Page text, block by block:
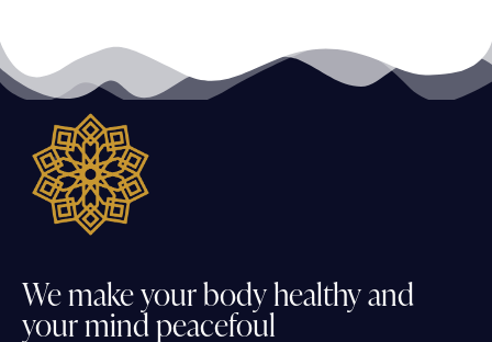
Wemakeyourbodyhealthyand
yourmindpeacefoul